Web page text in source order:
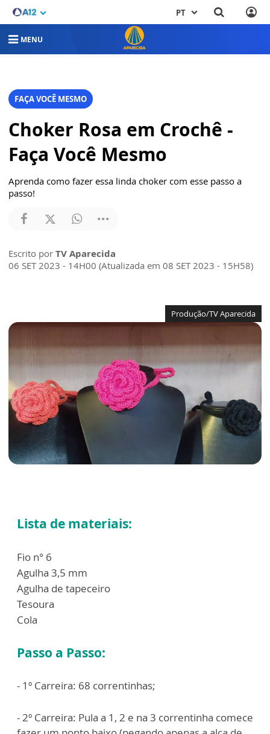
PT
MENU
FAÇA VOCÊ MESMO
Choker Rosa em Crochê -
Faça Você Mesmo
Aprenda como fazer essa linda choker com esse passo a
passo!
Escrito por TV Aparecida
06 SET 2023 - 14H00 (Atualizada em 08 SET 2023 - 15H58)
Produção/TV Aparecida
Lista de materiais:
Fio n° 6
Agulha 3,5 mm
Agulha de tapeceiro
Tesoura
Cola
Passo a Passo:
- 1º Carreira: 68 correntinhas;
- 2º Carreira: Pula a 1, 2 e na 3 correntinha comece